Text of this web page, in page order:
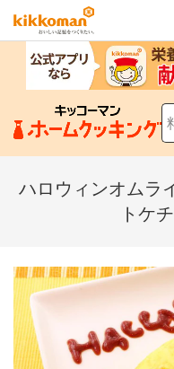
ハロウィンオムラ
トケ